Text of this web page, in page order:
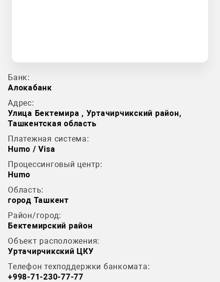
Банк:
Алокабанк
Адрес:
Улица Бектемира , Уртачирчикский район,
Ташкентская область
Платежная система:
Humo / Visa
Процессинговый центр:
Humo
Область:
город Ташкент
Район/город:
Бектемирский район
Объект расположения:
Уртачирчикский ЦКУ
Телефон техподдержки банкомата:
+998-71-230-77-77